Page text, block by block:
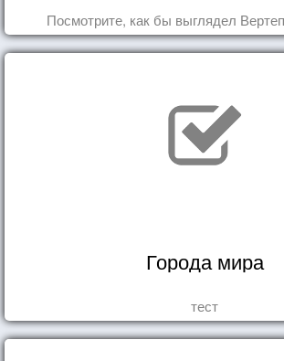
Посмотрите, как бы выглядел
Города мира
тест